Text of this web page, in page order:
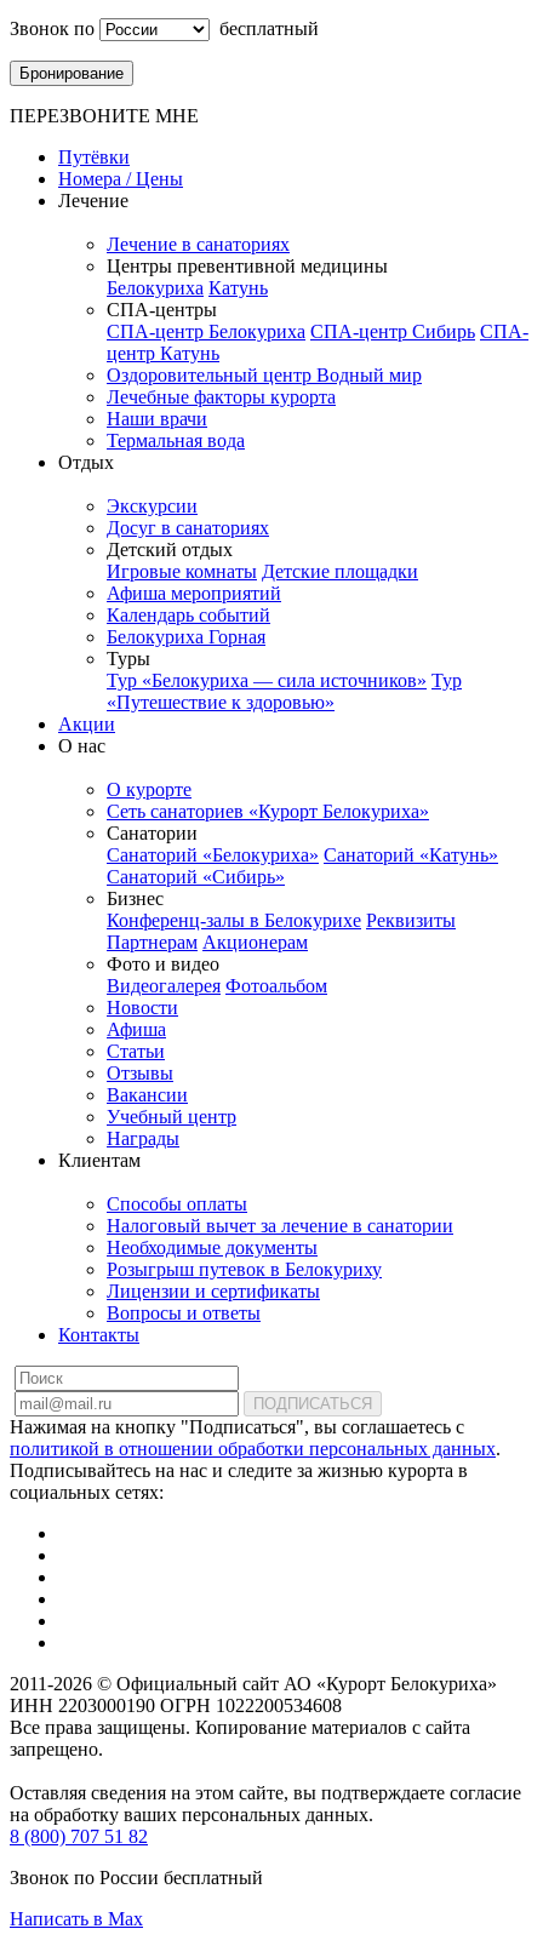
Звонок по
бесплатный
Бронирование
ПЕРЕЗВОНИТЕ МНЕ
Путёвки
Номера / Цены
Лечение
Лечение в санаториях
Центры превентивной медицины
Белокуриха Катунь
СПА-центры
СПА-центр Белокуриха СПА-центр Сибирь СПА-
центр Катунь
Оздоровительный центр Водный мир
Лечебные факторы курорта
Наши врачи
Термальная вода
Отдых
Экскурсии
Досуг в санаториях
Детский отдых
Игровые комнаты Детские площадки
Афиша мероприятий
Календарь событий
Белокуриха Горная
Туры
Тур «Белокуриха — сила источников» Тур
«Путешествие к здоровью»
Акции
О нас
О курорте
Сеть санаториев «Курорт Белокуриха»
Санатории
Санаторий «Белокуриха» Санаторий «Катунь»
Санаторий «Сибирь»
Бизнес
Конференц-залы в Белокурихе Реквизиты
Партнерам Акционерам
Фото и видео
Видеогалерея Фотоальбом
Новости
Афиша
Статьи
Отзывы
Вакансии
Учебный центр
Награды
Клиентам
Способы оплаты
Налоговый вычет за лечение в санатории
Необходимые документы
Розыгрыш путевок в Белокуриху
Лицензии и сертификаты
Вопросы и ответы
Контакты
ПОДПИСАТЬСЯ
Нажимая на кнопку "Подписаться", вы соглашаетесь с
политикой в отношении обработки персональных данных.
Подписывайтесь на нас и следите за жизнью курорта в
социальных сетях:
2011-2026 © Официальный сайт АО «Курорт Белокуриха»
ИНН 2203000190 ОГРН 1022200534608
Все права защищены. Копирование материалов с сайта
запрещено.
Оставляя сведения на этом сайте, вы подтверждаете согласие
на обработку ваших персональных данных.
8 (800) 707 51 82
Звонок по России бесплатный
Написать в Max